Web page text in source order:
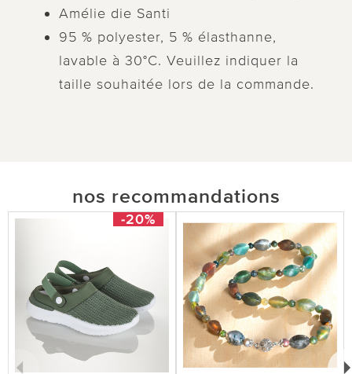
Amélie die Santi
95 % polyester, 5 % élasthanne,
lavable à 30°C. Veuillez indiquer la
taille souhaitée lors de la commande.
nos recommandations
-20%